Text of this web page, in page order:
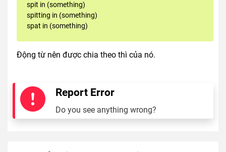
spit in (something)
spitting in (something)
spat in (something)
Động từ nên được chia theo thì của nó.
Report Error
Do you see anything wrong?